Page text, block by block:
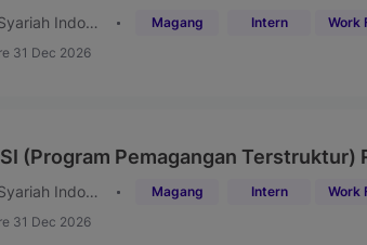
PT Bank Syariah Indonesia (Persero) Tbk Magang Intern
31 Dec 2026
(Program Pemagangan Terstruktur)
PT Bank Syariah Indonesia (Persero) Tbk Magang Intern
31 Dec 2026